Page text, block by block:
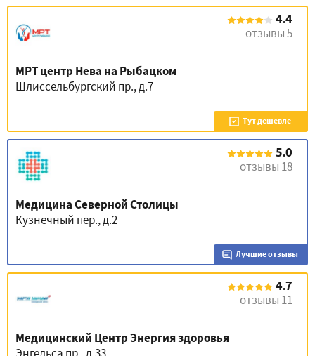
4.4
отзывы 5
МРТ центр Нева на Рыбацком
Шлиссельбургский пр., д.7
Тут дешевле
5.0
отзывы 18
Медицина Северной Столицы
Кузнечный пер., д.2
Лучшие отзывы
4.7
отзывы 11
Медицинский Центр Энергия здоровья